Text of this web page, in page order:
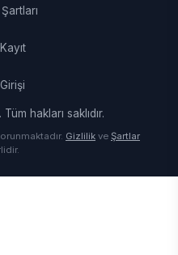
hakları saklıdır.
Gizlilik ve Şartlar